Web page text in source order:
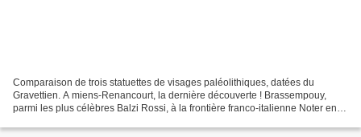
Comparaison de trois statuettes de visages paléolithiques, datées du
Gravettien. A miens-Renancourt, la dernière découverte ! Brassempouy,
parmi les plus célèbres Balzi Rossi, à la frontière franco-italienne Noter en